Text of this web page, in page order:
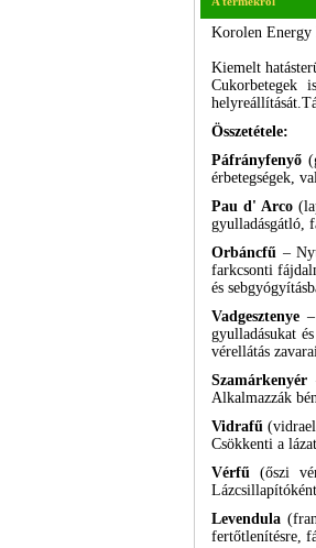
Korolen Energy
Kiemelt
Cukorbetegek
Összetétele:
Páfrányfenyő
érbetegségek,
Pau d' Arco
gyulladásgátló,
Orbáncfű –
farkcsonti
és
Vadgesztenye
gyulladásukat
vérellátás
Szamárkenyér
Alkalmazzák
Vidrafű
Csökkenti a
Vérfű (őszi
Levendula
fertőtlenítésre,